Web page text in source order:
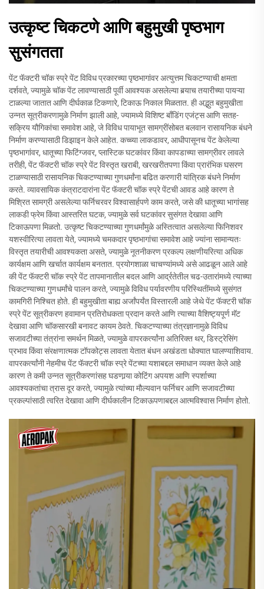
उत्कृष्ट चिकटणे आणि बहुमुखी पृष्ठभाग
सुसंगतता
पेंट फॅक्टरी चॉक स्प्रे पेंट विविध प्रकारच्या पृष्ठभागांवर अत्युत्तम चिकटण्याची क्षमता
दर्शवते, ज्यामुळे चॉक पेंट लावण्यासाठी पूर्वी आवश्यक असलेल्या बर्‍याच तयारीच्या पायऱ्या
टाळल्या जातात आणि दीर्घकाळ टिकणारे, टिकाऊ निकाल मिळतात. ही अद्भुत बहुमुखीता
उन्नत सूत्रीकरणामुळे निर्माण झाली आहे, ज्यामध्ये विशिष्ट बाँडिंग एजंट्स आणि सतह-
सक्रिय यौगिकांचा समावेश आहे, जे विविध पायाभूत सामग्रींसोबत बलवान रासायनिक बंधने
निर्माण करण्यासाठी डिझाइन केले आहेत. कच्च्या लाकडावर, आधीपासूनच पेंट केलेल्या
पृष्ठभागांवर, धातूच्या फिटिंग्जवर, प्लास्टिक घटकांवर किंवा कापडाच्या सामग्रीवर लावले
तरीही, पेंट फॅक्टरी चॉक स्प्रे पेंट विस्तृत खराबी, खरखरीतपणा किंवा प्रारंभिक घसरण
टाळण्यासाठी रासायनिक चिकटण्याच्या गुणधर्मांना बढित करणारी यांत्रिक बंधने निर्माण
करते. व्यावसायिक कंत्राटदारांना पेंट फॅक्टरी चॉक स्प्रे पेंटची आवड आहे कारण ते
मिश्रित सामग्री असलेल्या फर्निचरवर विश्वासार्हपणे काम करते, जसे की धातूच्या भागांसह
लाकडी फ्रेम किंवा आस्तरित घटक, ज्यामुळे सर्व घटकांवर सुसंगत देखावा आणि
टिकाऊपणा मिळतो. उत्कृष्ट चिकटण्याच्या गुणधर्मांमुळे अस्तित्वात असलेल्या फिनिशवर
यशस्वीरित्या लावता येते, ज्यामध्ये चमकदार पृष्ठभागांचा समावेश आहे ज्यांना सामान्यतः
विस्तृत तयारीची आवश्यकता असते, ज्यामुळे नूतनीकरण प्रकल्प लक्षणीयरित्या अधिक
कार्यक्षम आणि खर्चात कार्यक्षम बनतात. प्रयोगशाळा चाचण्यांमध्ये असे आढळून आले आहे
की पेंट फॅक्टरी चॉक स्प्रे पेंट तापमानातील बदल आणि आर्द्रतेतील चढ-उतारांमध्ये त्याच्या
चिकटण्याच्या गुणधर्मांचे पालन करते, ज्यामुळे विविध पर्यावरणीय परिस्थितींमध्ये सुसंगत
कामगिरी निश्चित होते. ही बहुमुखीता बाह्य अर्जांपर्यंत विस्तारली आहे जेथे पेंट फॅक्टरी चॉक
स्प्रे पेंट सूत्रीकरण हवामान प्रतिरोधकता प्रदान करते आणि त्याच्या वैशिष्ट्यपूर्ण मॅट
देखावा आणि चॉकसारखी बनावट कायम ठेवते. चिकटण्याच्या तंत्रज्ञानामुळे विविध
सजावटीच्या तंत्रांना समर्थन मिळते, ज्यामुळे वापरकर्त्यांना अतिरिक्त थर, डिस्ट्रेसिंग
प्रभाव किंवा संरक्षणात्मक टॉपकोट्स लावता येतात बंधन अखंडता धोक्यात घालण्याशिवाय.
वापरकर्त्यांनी नेहमीच पेंट फॅक्टरी चॉक स्प्रे पेंटच्या यशाबद्दल समाधान व्यक्त केले आहे
कारण ते कमी उन्नत सूत्रीकरणांसह घडणार्‍या कोटिंग अपयश आणि स्पर्शाच्या
आवश्यकतांचा त्रास दूर करते, ज्यामुळे त्यांच्या मौल्यवान फर्निचर आणि सजावटीच्या
प्रकल्पांसाठी त्वरित देखावा आणि दीर्घकालीन टिकाऊपणाबद्दल आत्मविश्वास निर्माण होतो.